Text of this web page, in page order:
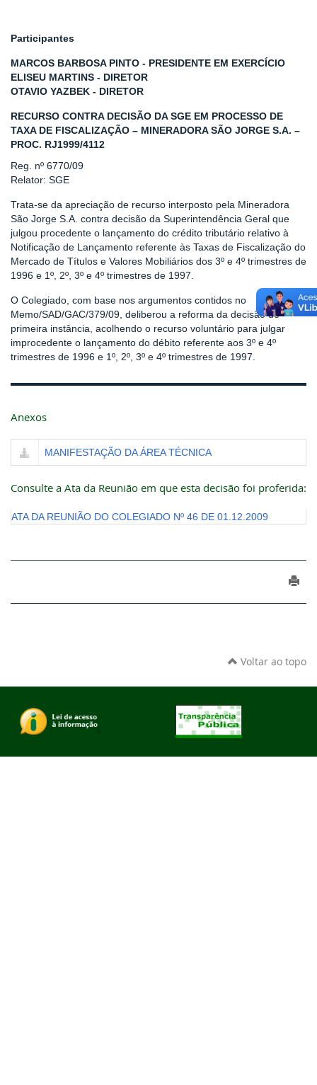
Participantes
MARCOS BARBOSA PINTO - PRESIDENTE EM EXERCÍCIO
ELISEU MARTINS - DIRETOR
OTAVIO YAZBEK - DIRETOR
RECURSO CONTRA DECISÃO DA SGE EM PROCESSO DE
TAXA DE FISCALIZAÇÃO – MINERADORA SÃO JORGE S.A. –
PROC. RJ1999/4112
Reg. nº 6770/09
Relator: SGE
Trata-se da apreciação de recurso interposto pela Mineradora
São Jorge S.A. contra decisão da Superintendência Geral que
julgou procedente o lançamento do crédito tributário relativo à
Notificação de Lançamento referente às Taxas de Fiscalização do
Mercado de Títulos e Valores Mobiliários dos 3º e 4º trimestres de
1996 e 1º, 2º, 3º e 4º trimestres de 1997.
O Colegiado, com base nos argumentos contidos no
Memo/SAD/GAC/379/09, deliberou a reforma da decisão de
primeira instância, acolhendo o recurso voluntário para julgar
improcedente o lançamento do débito referente aos 3º e 4º
trimestres de 1996 e 1º, 2º, 3º e 4º trimestres de 1997.
Anexos
MANIFESTAÇÃO DA ÁREA TÉCNICA
Consulte a Ata da Reunião em que esta decisão foi proferida:
ATA DA REUNIÃO DO COLEGIADO Nº 46 DE 01.12.2009
Voltar ao topo